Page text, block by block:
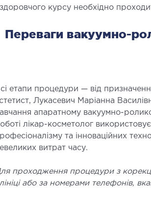
курсу необхідно
Переваги вакуумно-
етапи процедури — від
Лукасевич Маріанна
апаратному вакуумно-
лікар-косметолог
та інноваційних
витрат часу.
проходження процедури з
або за номерами телефонів,